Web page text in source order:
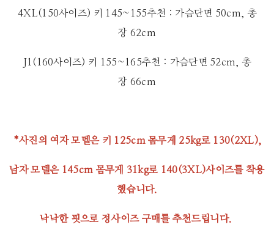
4XL(150사이즈) 키 145~155추천 : 가슴단면 50cm, 총
장 62cm
J1(160사이즈) 키 155~165추천 : 가슴단면 52cm, 총
장 66cm
*사진의 여자 모델은 키 125cm 몸무게 25kg로 130(2XL),
남자 모델은 145cm 몸무게 31kg로 140(3XL)사이즈를 착용
했습니다.
낙낙한 핏으로 정사이즈 구매를 추천드립니다.